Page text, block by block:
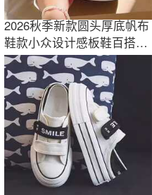
2026秋季新款圆头厚底帆布
鞋款小众设计感板鞋百搭休
闲运动小白鞋